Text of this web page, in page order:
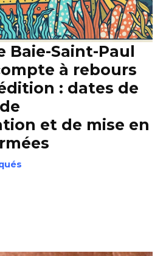
Baie-Saint-Paul
à rebours
: dates de
et de mise en